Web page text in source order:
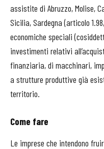
assistite di Abruzzo, Molise,
Sicilia, Sardegna (articolo
economiche speciali
investimenti relativi
finanziaria, di macchinari,
a strutture produttive già
territorio.
Come fare
Le imprese che intendono